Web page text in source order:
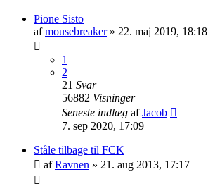
Pione Sisto
afmousebreaker» 22. maj 2019, 18:18
1
2
21 Svar
56882 Visninger
Seneste indlæg afJacob
7. sep 2020, 17:09
Ståle tilbage til FCK
afRavnen » 21. aug 2013, 17:17